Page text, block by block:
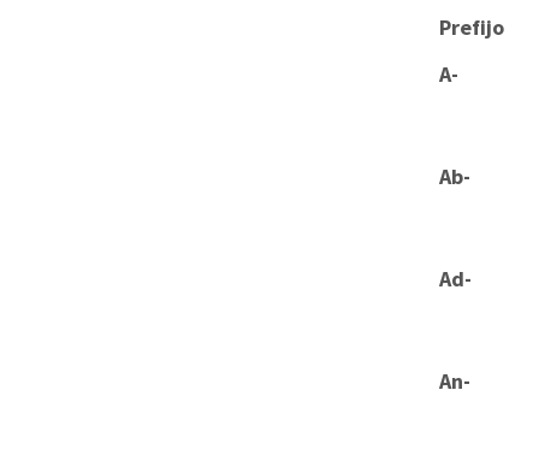
Prefijo
A-
Ab-
Ad-
An-